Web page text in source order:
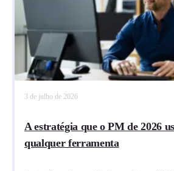
3 de julho de 2026
A estratégia que o PM de 2026
qualquer ferramenta